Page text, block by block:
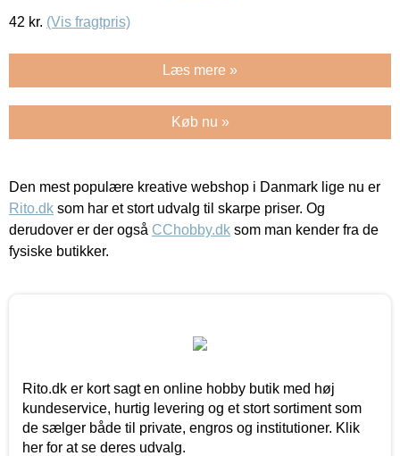
42 kr. (Vis fragtpris)
Læs mere »
Køb nu »
Den mest populære kreative webshop i Danmark lige nu er
Rito.dk som har et stort udvalg til skarpe priser. Og
derudover er der også CChobby.dk som man kender fra de
fysiske butikker.
Rito.dk er kort sagt en online hobby butik med høj
kundeservice, hurtig levering og et stort sortiment som
de sælger både til private, engros og institutioner. Klik
her for at se deres udvalg.